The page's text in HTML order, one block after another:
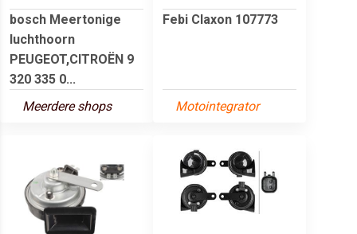
bosch Meertonige
luchthoorn
PEUGEOT,CITROËN 9
320 335 0...
Meerdere shops
Febi Claxon 107773
Motointegrator